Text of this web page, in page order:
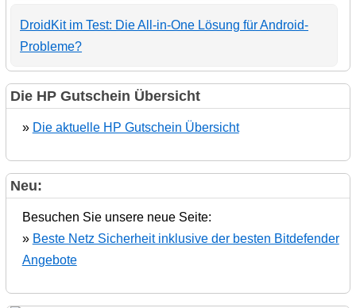
DroidKit im Test: Die All-in-One Lösung für Android-
Probleme?
Die HP Gutschein Übersicht
» Die aktuelle HP Gutschein Übersicht
Neu:
Besuchen Sie unsere neue Seite:
» Beste Netz Sicherheit inklusive der besten Bitdefender
Angebote